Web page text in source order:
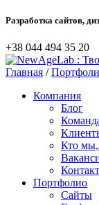
Разработка сайтов,
+38 044‎ 494 35 20
Главная /
Компания
Блог
Кто мы,
Портфолио
Сайты